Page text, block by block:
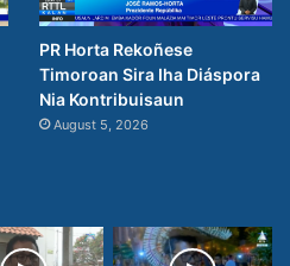
PR Horta Rekoñese
Timoroan Sira Iha Diáspora
Nia Kontribuisaun
August 5, 2026